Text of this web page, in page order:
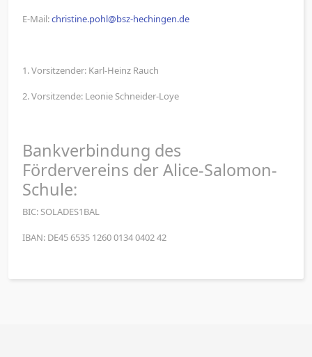
E-Mail:christine.pohl@bsz-hechingen.de
1. Vorsitzender: Karl-Heinz Rauch
2. Vorsitzende: Leonie Schneider-Loye
Bankverbindung des
Fördervereins der Alice-Salomon-
Schule:
BIC: SOLADES1BAL
IBAN: DE45 6535 1260 0134 0402 42